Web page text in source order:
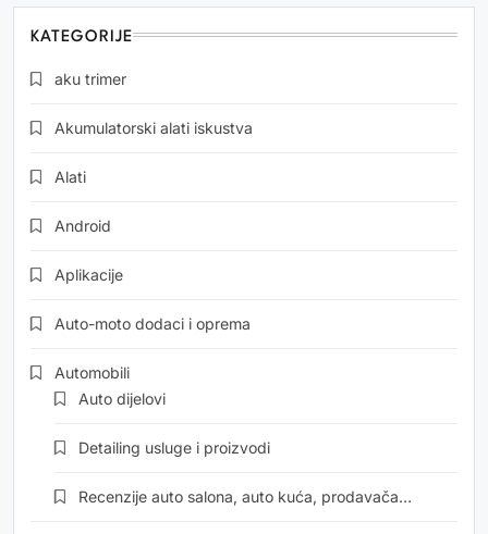
KATEGORIJE
aku trimer
Akumulatorski alati iskustva
Alati
Android
Aplikacije
Auto-moto dodaci i oprema
Automobili
Auto dijelovi
Detailing usluge i proizvodi
Recenzije auto salona, auto kuća, prodavača…